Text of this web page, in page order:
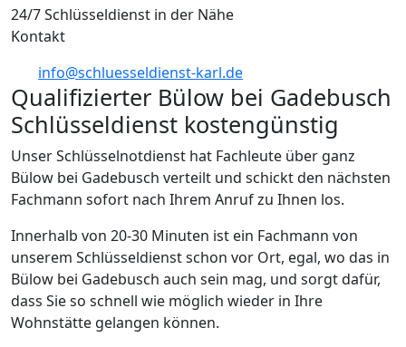
24/7 Schlüsseldienst in der Nähe
Kontakt
info@schluesseldienst-karl.de
Qualifizierter Bülow bei Gadebusch
Schlüsseldienst kostengünstig
Unser Schlüsselnotdienst hat Fachleute über ganz
Bülow bei Gadebusch verteilt und schickt den nächsten
Fachmann sofort nach Ihrem Anruf zu Ihnen los.
Innerhalb von 20-30 Minuten ist ein Fachmann von
unserem Schlüsseldienst schon vor Ort, egal, wo das in
Bülow bei Gadebusch auch sein mag, und sorgt dafür,
dass Sie so schnell wie möglich wieder in Ihre
Wohnstätte gelangen können.